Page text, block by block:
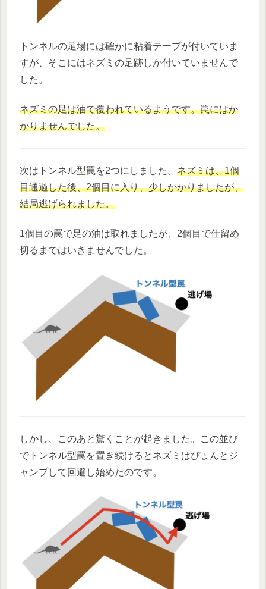
トンネルの足場には確かに粘着テープが付いていま
すが、そこにはネズミの足跡しか付いていませんで
した。
ネズミの足は油で覆われているようです。罠にはか
かりませんでした。
次はトンネル型罠を2つにしました。 ネズミは、1個
目通過した後、2個目に入り、少しかかりましたが、
結局逃げられました。
1個目の罠で足の油は取れましたが、2個目で仕留め
切るまではいきませんでした。
しかし、このあと驚くことが起きました。この並び
でトンネル型罠を置き続けるとネズミはぴょんとジ
ャンプして回避し始めたのです。